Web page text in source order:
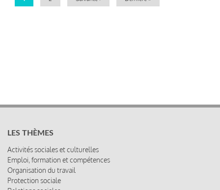
LES THÈMES
Activités sociales et culturelles
Emploi, formation et compétences
Organisation du travail
Protection sociale